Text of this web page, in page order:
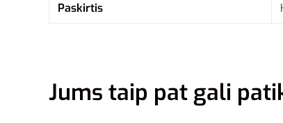
Paskirtis
Jums taip pat gali